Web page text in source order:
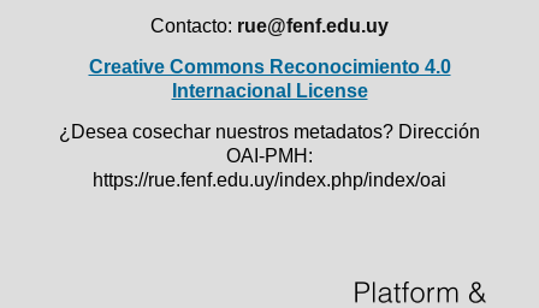
Contacto: rue@fenf.edu.uy
Creative Commons Reconocimiento 4.0
Internacional License
¿Desea cosechar nuestros metadatos? Dirección
OAI-PMH:
https://rue.fenf.edu.uy/index.php/index/oai